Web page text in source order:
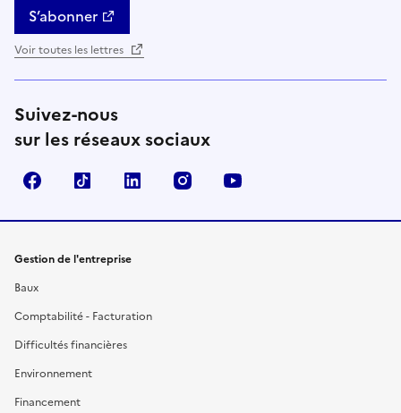
S’abonner
Voir toutes les lettres
Suivez-nous
sur les réseaux sociaux
FacebookTikTok Linkedin Instagram
Gestion de l'entreprise
Baux
Comptabilité - Facturation
Difficultés financières
Environnement
Financement